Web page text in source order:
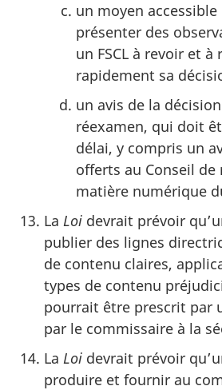
un moyen
présenter des
un FSCL à revoir et à
rapidement sa
un avis de la décision
réexamen, qui doit
délai, y compris un
offerts au Conseil de
matière numérique
La Loi devrait prévoir
publier des lignes
de contenu claires,
types de contenu
pourrait être prescrit par
par le commissaire à la
La Loi devrait prévoir
produire et fournir au